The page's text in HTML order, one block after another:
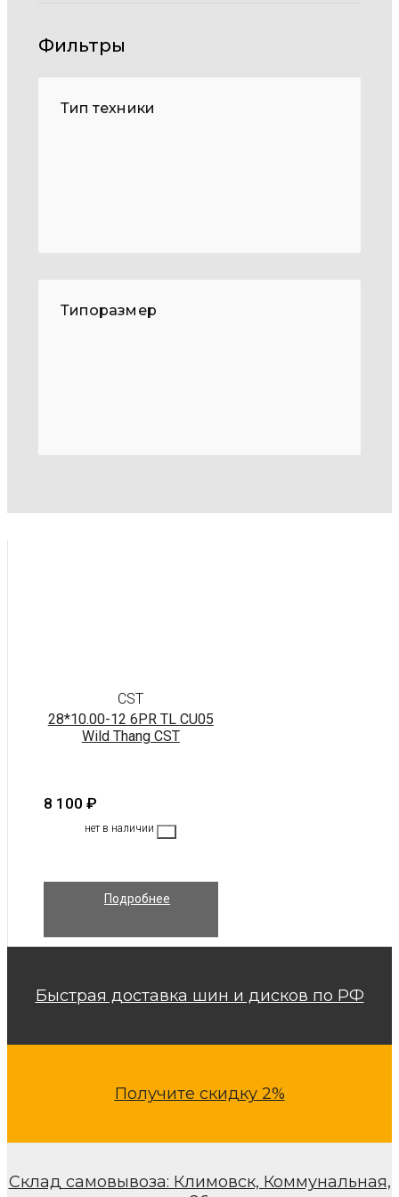
Фильтры
Тип техники
Типоразмер
CST
28*10.00-12 6PR TL CU05
Wild Thang CST
8 100 ₽
нет в наличии
Подробнее
Быстрая доставка шин и дисков по РФ
Получите скидку 2%
Склад самовывоза: Климовск, Коммунальная,